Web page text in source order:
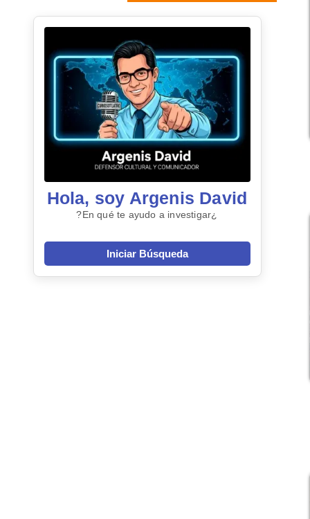
Hola, soy Argenis David
¿En qué te ayudo a investigar?
Iniciar Búsqueda